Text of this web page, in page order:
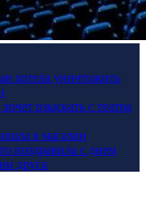
хотела уничтожить
взыскать с театра
в магазин
поздравила с днем
друга